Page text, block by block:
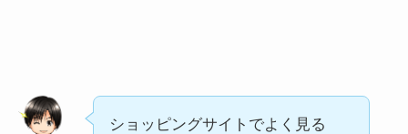
ショッピングサイトでよく見る